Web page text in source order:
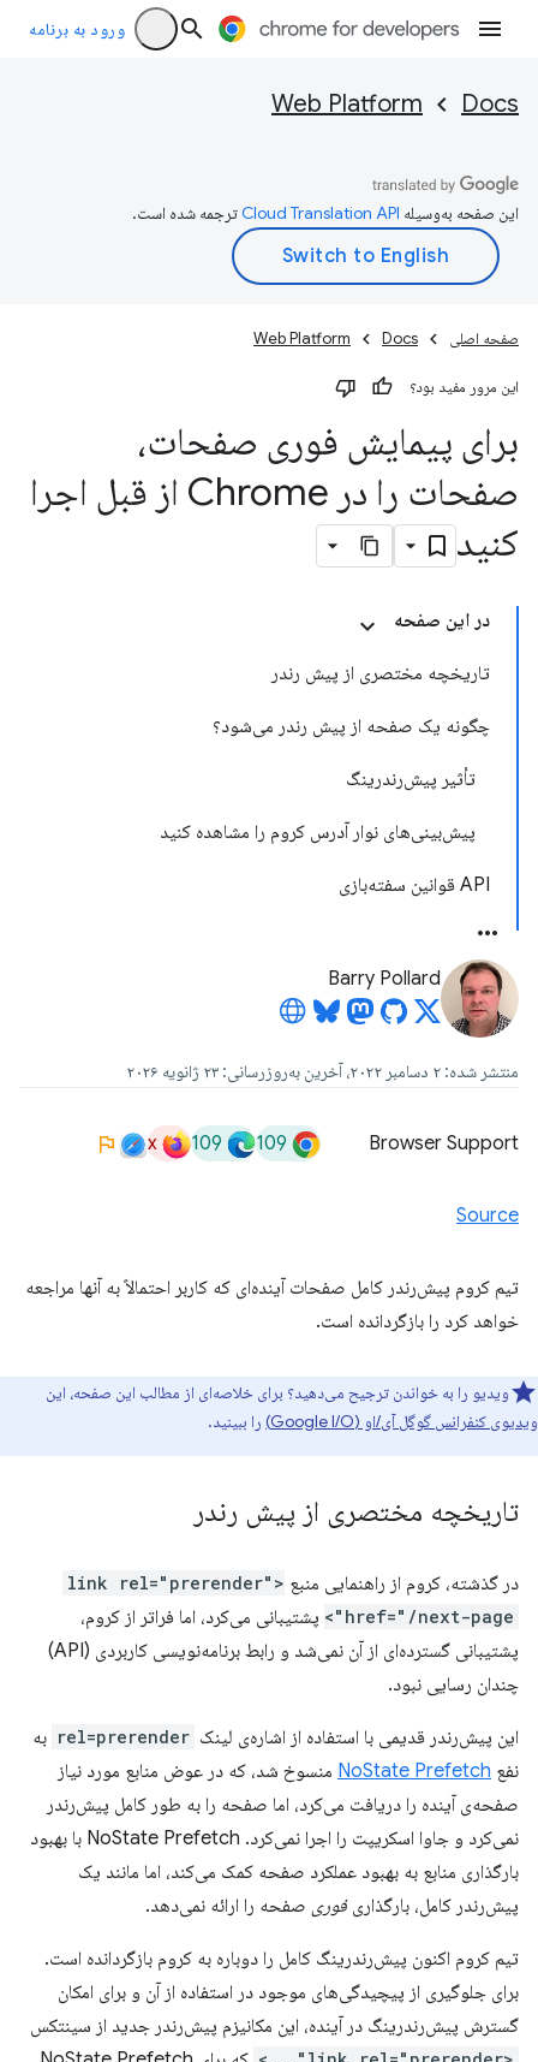
ورود به برنامه
Docs
Web Platform
این صفحه به‌وسیله ترجمه شده است.
صفحه اصلی Docs
Web Platform
این مرور مفید بود؟
برای پیمایش فوری صفحات،
صفحات را در Chrome از قبل اجرا
کنید
در این صفحه
تاریخچه مختصری از پیش رندر
چگونه یک صفحه از پیش رندر می‌شود؟
تأثیر پیش‌رندرینگ
پیش‌بینی‌های نوار آدرس کروم را مشاهده کنید
API قوانین سفته‌بازی
Barry Pollard
منتشر شده: ۲ دسامبر ۲۰۲۲، آخرین به‌روزرسانی: ۲۳ ژانویه ۲۰۲۶
Browser Support
109
109
x
Source
تیم کروم پیش‌رندر کامل صفحات آینده‌ای که کاربر احتمالاً به آنها مراجعه
خواهد کرد را بازگردانده است.
ویدیو را به خواندن ترجیح می‌دهید؟ برای خلاصه‌ای از مطالب این صفحه، این
ویدیوی کنفرانس گوگل آی/او (Google I/O)
را ببینید.
تاریخچه مختصری از پیش رندر
در گذشته، کروم از راهنمایی منبع
<link rel="prerender"
href="/next-page">
پشتیبانی می‌کرد، اما فراتر از کروم،
پشتیبانی گسترده‌ای از آن نمی‌شد و رابط برنامه‌نویسی کاربردی (API)
چندان رسایی نبود.
این پیش‌رندر قدیمی با استفاده از اشاره‌ی لینک rel=prerender به
نفع NoState Prefetch منسوخ شد، که در عوض منابع مورد نیاز
صفحه‌ی آینده را دریافت می‌کرد، اما صفحه را به طور کامل پیش‌رندر
نمی‌کرد و جاوا اسکریپت را اجرا نمی‌کرد. NoState Prefetch با بهبود
بارگذاری منابع به بهبود عملکرد صفحه کمک می‌کند، اما مانند یک
پیش‌رندر کامل، بارگذاریفوری صفحه را ارائه نمی‌دهد.
تیم کروم اکنون پیش‌رندرینگ کامل را دوباره به کروم بازگردانده است.
برای جلوگیری از پیچیدگی‌های موجود در استفاده از آن و برای امکان
گسترش پیش‌رندرینگ در آینده، این مکانیزم پیش‌رندر جدید از سینتکس